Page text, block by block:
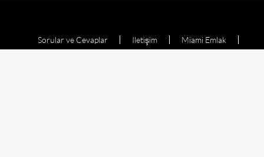
Sorular ve Cevaplar Iletişim Miami Emlak